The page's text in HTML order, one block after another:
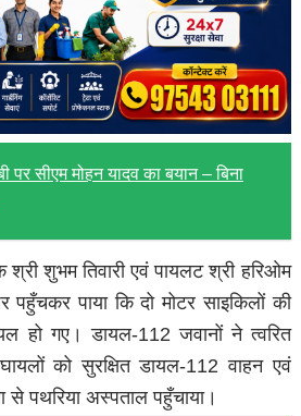
पर सीएम मोहन यादव का बयान – बिना
शुभम तिवारी एवं पायलट श्री हरिओम
पहुँचकर पाया कि दो मोटर साइकिलों की
हो गए। डायल-112 जवानों ने त्वरित
को सुरक्षित डायल-112 वाहन एवं
से पथरिया अस्पताल पहुँचाया।